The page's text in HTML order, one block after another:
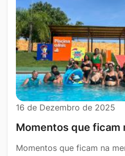
16 de Dezembro de 2025
Momentos que ficam
Momentos que ficam na